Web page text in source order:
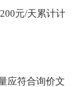
200元/天累计计
应符合询价文